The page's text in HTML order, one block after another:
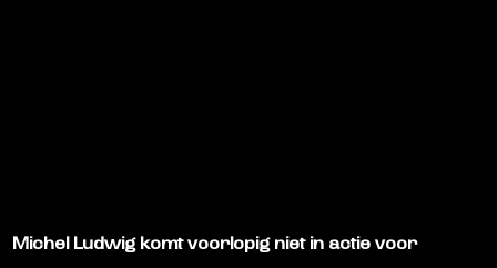
Michel Ludwig komt voorlopig niet in actie voor